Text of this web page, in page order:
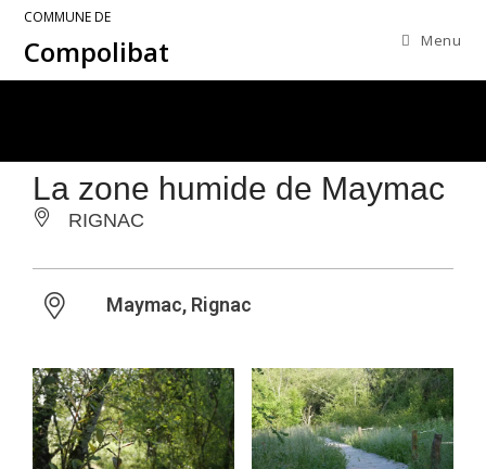
COMMUNE DE
Compolibat Menu
La zone humide de Maymac
RIGNAC
Maymac, Rignac